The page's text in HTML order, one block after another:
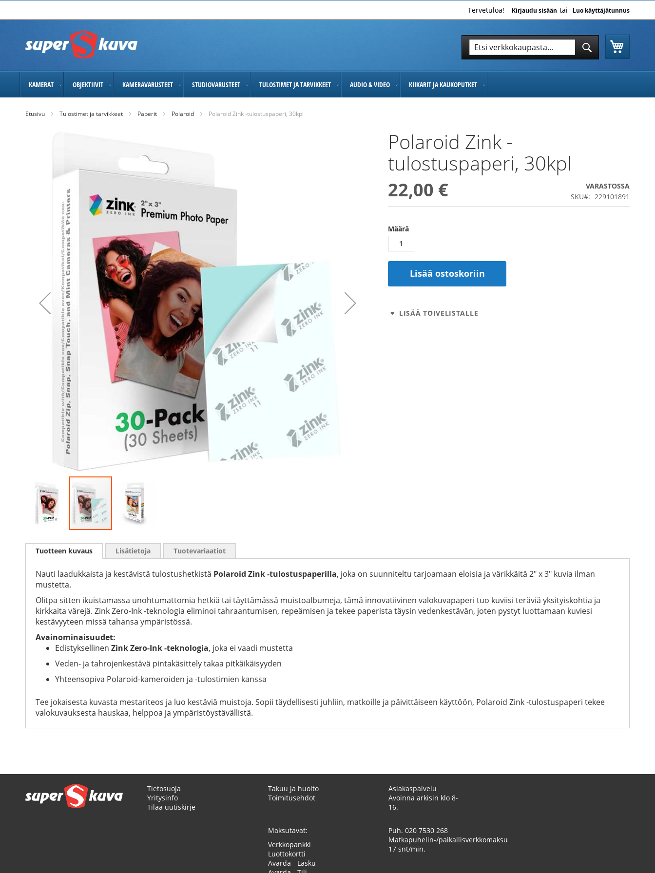
to
Tervetuloa! Kirjaudu sisään Luo käyttäjätunnus
Hae
KAMERAT OBJEKTIIVIT KAMERAVARUSTEET STUDIOVARUSTEET TULOSTIMET JA TARVIKKEET AUDIO & VIDEO KIIKARIT JA KAUKOPUTKET
Etusivu Tulostimet ja tarvikkeet Paperit Polaroid Polaroid Zink -tulostuspaperi, 30kpl
Polaroid Zink -
tulostuspaperi, 30kpl
22,00 €
VARASTOSSA
SKU
229101891
Määrä
Lisää ostoskoriin
LISÄÄ TOIVELISTALLE
to
images
gallery
Tuotteen kuvaus
Nauti laadukkaista ja kestävistä tulostushetkistä Polaroid Zink -tulostuspaperilla, joka on suunniteltu tarjoamaan eloisia ja värikkäitä 2" x 3" kuvia ilman
mustetta.
Olitpa sitten ikuistamassa unohtumattomia hetkiä tai täyttämässä muistoalbumeja, tämä innovatiivinen valokuvapaperi tuo kuviisi teräviä yksityiskohtia ja
kirkkaita värejä. Zink Zero-Ink -teknologia eliminoi tahraantumisen, repeämisen ja tekee paperista täysin vedenkestävän, joten pystyt luottamaan kuviesi
kestävyyteen missä tahansa ympäristössä.
Avainominaisuudet:
Edistyksellinen Zink Zero-Ink -teknologia, joka ei vaadi mustetta
Veden- ja tahrojenkestävä pintakäsittely takaa pitkäikäisyyden
Yhteensopiva Polaroid-kameroiden ja -tulostimien kanssa
Tee jokaisesta kuvasta mestariteos ja luo kestäviä muistoja. Sopii täydellisesti juhliin, matkoille ja päivittäiseen käyttöön, Polaroid Zink -tulostuspaperi tekee
valokuvauksesta hauskaa, helppoa ja ympäristöystävällistä.
Lisätietoja Tuotevariaatiot
Tietosuoja
Yritysinfo
Tilaa uutiskirje
Takuu ja huolto
Toimitusehdot
Maksutavat:
Verkkopankki
Luottokortti
Avarda - Lasku
Asiakaspalvelu
Avoinna arkisin klo 8-
16.
Puh. 020 7530 268
Matkapuhelin-/paikallisverkkomaksu
17 snt/min.